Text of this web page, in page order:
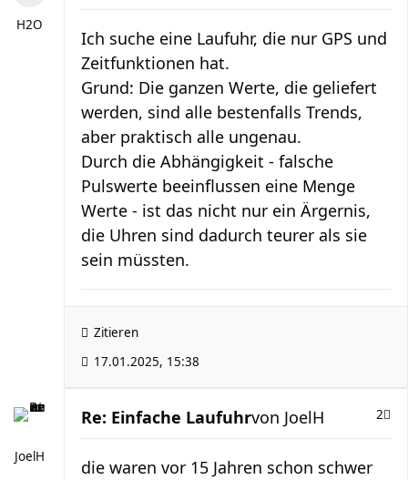
H2O
Ich suche eine Laufuhr, die nur GPS und
Zeitfunktionen hat.
Grund: Die ganzen Werte, die geliefert
werden, sind alle bestenfalls Trends,
aber praktisch alle ungenau.
Durch die Abhängigkeit - falsche
Pulswerte beeinflussen eine Menge
Werte - ist das nicht nur ein Ärgernis,
die Uhren sind dadurch teurer als sie
sein müssten.
Zitieren
17.01.2025, 15:38
JoelH
Re: Einfache Laufuhr 2
von JoelH
die waren vor 15 Jahren schon schwer